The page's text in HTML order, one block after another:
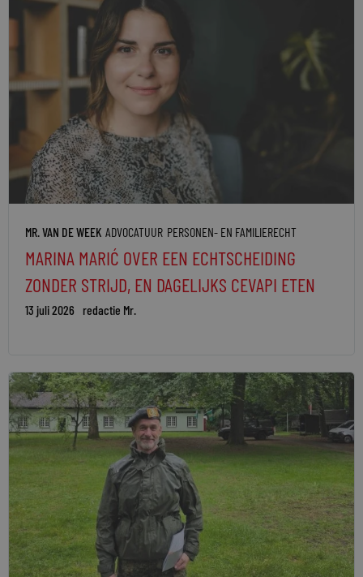
MR. VAN DE WEEK ADVOCATUUR PERSONEN- EN FAMILIERECHT
MARINA MARIĆ OVER EEN ECHTSCHEIDING
ZONDER STRIJD, EN DAGELIJKS CEVAPI ETEN
13 juli 2026 redactie Mr.